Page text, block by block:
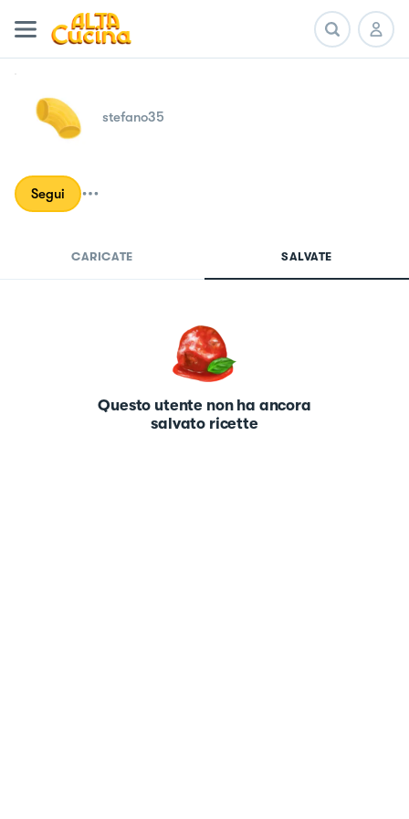
stefano35
Segui
CARICATE SALVATE
Questo utente non ha ancora
salvato ricette